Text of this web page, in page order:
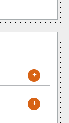
+
+